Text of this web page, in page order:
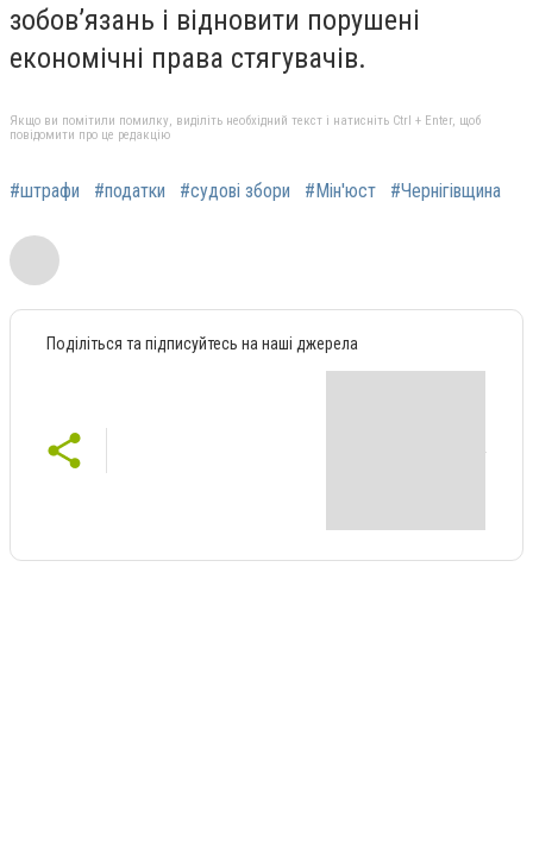
зобов’язань і відновити порушені
економічні права стягувачів.
Якщо ви помітили помилку, виділіть необхідний текст і натисніть Ctrl + Enter, щоб
повідомити про це редакцію
#штрафи #податки #судові збори #Мін'юст #Чернігівщина
Поділіться та підписуйтесь на наші джерела